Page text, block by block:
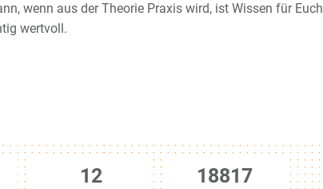
wenn aus der Theorie Praxis wird, ist Wissen für Euch
wertvoll.
23 35880